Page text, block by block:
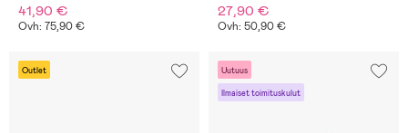
41,90 €
Ovh: 75,90 €
27,90 €
Ovh: 50,90 €
Outlet Uutuus
Ilmaiset toimituskulut